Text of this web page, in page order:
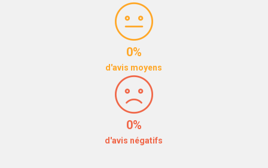
0%
d'avis moyens
0%
d'avis négatifs